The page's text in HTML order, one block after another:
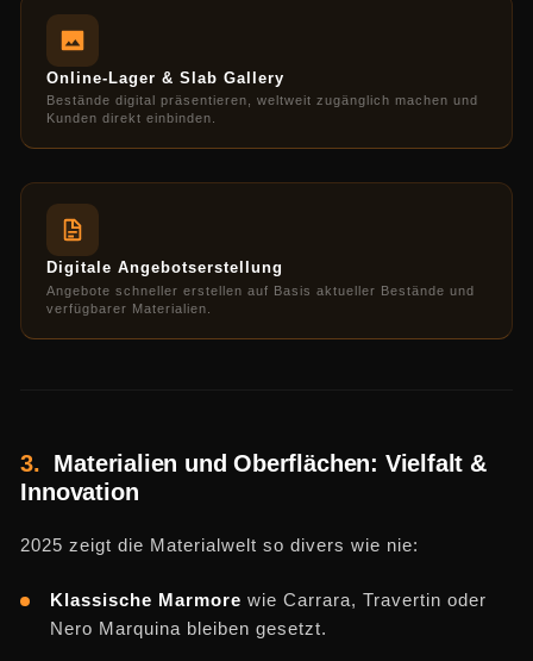
Online-Lager & Slab Gallery
Bestände digital präsentieren, weltweit zugänglich machen und
Kunden direkt einbinden.
Digitale Angebotserstellung
Angebote schneller erstellen auf Basis aktueller Bestände und
verfügbarer Materialien.
3. Materialien und Oberflächen: Vielfalt &
Innovation
2025 zeigt die Materialwelt so divers wie nie:
Klassische Marmore wie Carrara, Travertin oder
Nero Marquina bleiben gesetzt.